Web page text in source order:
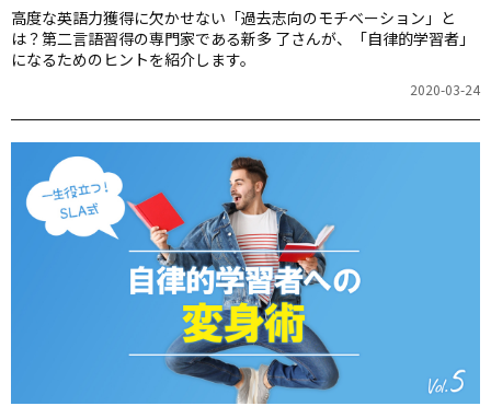
高度な英語力獲得に欠かせない「過去志向のモチベーション」と
は？第二言語習得の専門家である新多 了さんが、「自律的学習者」
になるためのヒントを紹介します。
2020-03-24